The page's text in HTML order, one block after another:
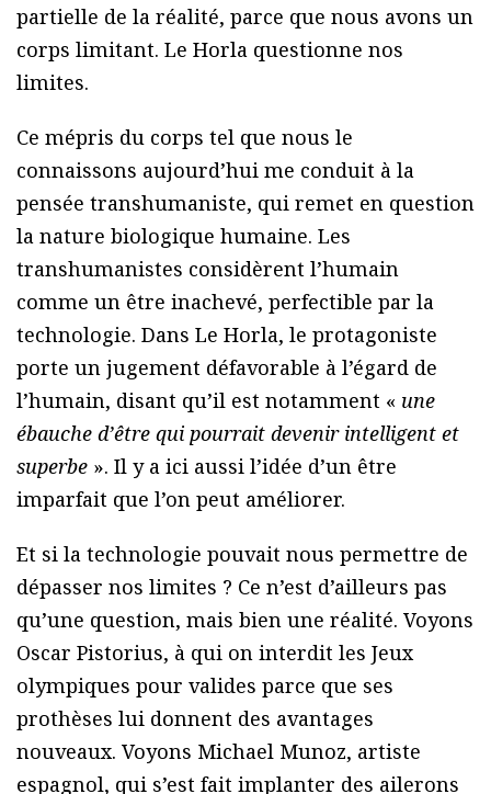
partielle de la réalité, parce que nous avons un
corps limitant. Le Horla questionne nos
limites.
Ce mépris du corps tel que nous le
connaissons aujourd’hui me conduit à la
pensée transhumaniste, qui remet en question
la nature biologique humaine. Les
transhumanistes considèrent l’humain
comme un être inachevé, perfectible par la
technologie. Dans Le Horla, le protagoniste
porte un jugement défavorable à l’égard de
l’humain, disant qu’il est notamment « une
ébauche d’être qui pourrait devenir intelligent et
superbe ». Il y a ici aussi l’idée d’un être
imparfait que l’on peut améliorer.
Et si la technologie pouvait nous permettre de
dépasser nos limites ? Ce n’est d’ailleurs pas
qu’une question, mais bien une réalité. Voyons
Oscar Pistorius, à qui on interdit les Jeux
olympiques pour valides parce que ses
prothèses lui donnent des avantages
nouveaux. Voyons Michael Munoz, artiste
espagnol, qui s’est fait implanter des ailerons